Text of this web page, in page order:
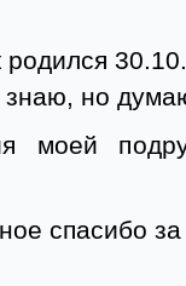
но
моей
спасибо